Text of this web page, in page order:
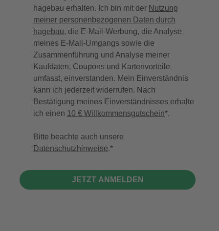
hagebau erhalten. Ich bin mit der Nutzung
meiner personenbezogenen Daten durch
hagebau, die E-Mail-Werbung, die Analyse
meines E-Mail-Umgangs sowie die
Zusammenführung und Analyse meiner
Kaufdaten, Coupons und Kartenvorteile
umfasst, einverstanden. Mein Einverständnis
kann ich jederzeit widerrufen. Nach
Bestätigung meines Einverständnisses erhalte
ich einen 10 € Willkommensgutschein*.
Bitte beachte auch unsere
Datenschutzhinweise.
JETZT ANMELDEN